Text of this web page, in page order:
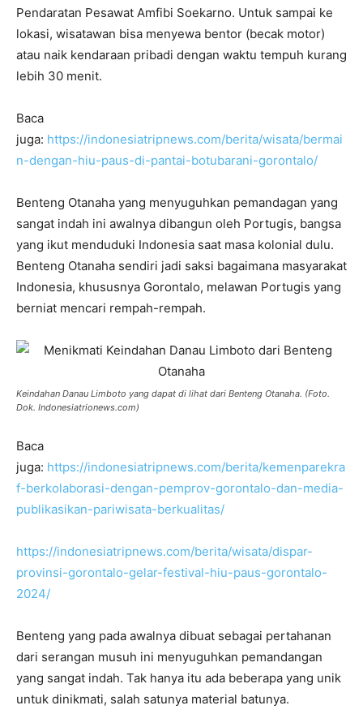
Pendaratan Pesawat Amfibi Soekarno. Untuk sampai ke
lokasi, wisatawan bisa menyewa bentor (becak motor)
atau naik kendaraan pribadi dengan waktu tempuh kurang
lebih 30 menit.
Baca
juga: https://indonesiatripnews.com/berita/wisata/bermai
n-dengan-hiu-paus-di-pantai-botubarani-gorontalo/
Benteng Otanaha yang menyuguhkan pemandagan yang
sangat indah ini awalnya dibangun oleh Portugis, bangsa
yang ikut menduduki Indonesia saat masa kolonial dulu.
Benteng Otanaha sendiri jadi saksi bagaimana masyarakat
Indonesia, khususnya Gorontalo, melawan Portugis yang
berniat mencari rempah-rempah.
Keindahan Danau Limboto yang dapat di lihat dari Benteng Otanaha. (Foto.
Dok. Indonesiatrionews.com)
Baca
juga: https://indonesiatripnews.com/berita/kemenparekra
f-berkolaborasi-dengan-pemprov-gorontalo-dan-media-
publikasikan-pariwisata-berkualitas/
https://indonesiatripnews.com/berita/wisata/dispar-
provinsi-gorontalo-gelar-festival-hiu-paus-gorontalo-
2024/
Benteng yang pada awalnya dibuat sebagai pertahanan
dari serangan musuh ini menyuguhkan pemandangan
yang sangat indah. Tak hanya itu ada beberapa yang unik
untuk dinikmati, salah satunya material batunya.